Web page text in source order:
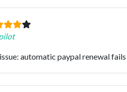
automatic paypal renewal